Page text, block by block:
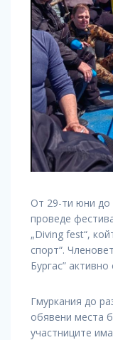
От 29-ти юни до
проведе
„Diving fest“,
спорт“.
Бургас”
Гмуркания до
обявени места
участниците